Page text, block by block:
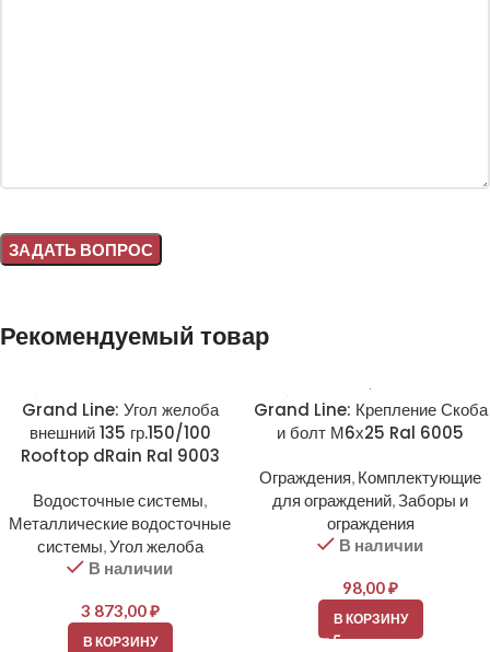
Рекомендуемый товар
Grand Line: Угол желоба
внешний 135 гр.150/100
Rooftop dRain Ral 9003
Водосточные системы,
Металлические водосточные
системы,Угол желоба
В наличии
3 873,00₽
В КОРЗИНУ
Grand Line: Крепление Скоба
и болт М6х25 Ral 6005
Ограждения, Комплектующие
для ограждений,Заборы и
ограждения
В наличии
98,00₽
В КОРЗИНУ